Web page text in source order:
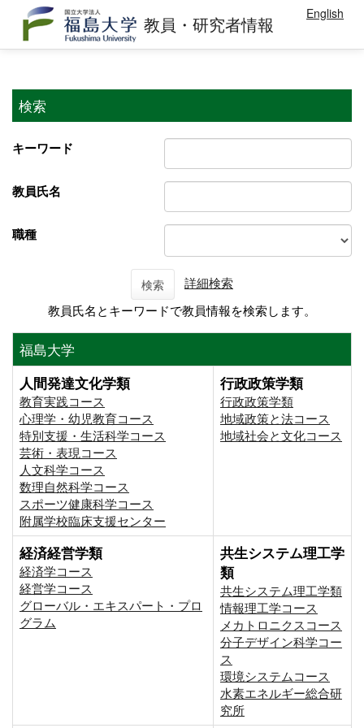
教員・研究者情報 English
検索
キーワード
教員氏名
職種
検索
詳細検索
教員氏名とキーワードで教員情報を検索します。
福島大学
人間発達文化学類
教育実践コース
心理学・幼児教育コース
特別支援・生活科学コース
芸術・表現コース
人文科学コース
数理自然科学コース
スポーツ健康科学コース
附属学校臨床支援センター
行政政策学類
行政政策学類
地域政策と法コース
地域社会と文化コース
経済経営学類
経済学コース
経営学コース
グローバル・エキスパート・プロ
グラム
共生システム理工学
類
共生システム理工学類
情報理工学コース
メカトロニクスコース
分子デザイン科学コー
ス
環境システムコース
⽔素エネルギー総合研
究所